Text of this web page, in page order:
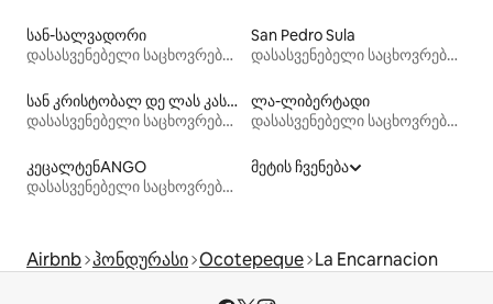
სან-სალვადორი
დასასვენებელი საცხოვრებლები
San Pedro Sula
დასასვენებელი საცხოვრებლები
სან კრისტობალ დე ლას კასას
დასასვენებელი საცხოვრებლები
ლა-ლიბერტადი
დასასვენებელი საცხოვრებლები
კეცალტენANGO
დასასვენებელი საცხოვრებლები
მეტის ჩვენება
Airbnb ჰონდურასი Ocotepeque La Encarnacion